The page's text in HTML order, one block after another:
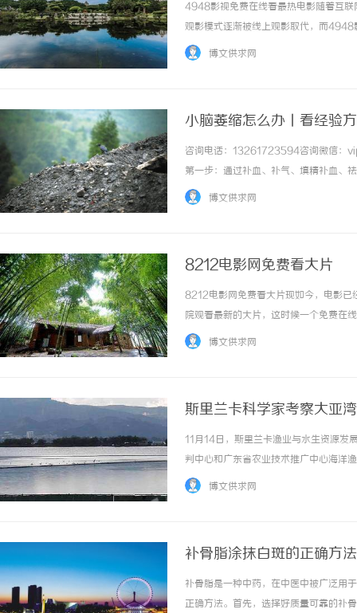
4948影视免费在线看最热电影随着互联
观影模式逐渐被线上观影取代，而
一家致力于为观众提供免费在线观看最
博文供求网
小脑萎缩怎么办丨看经验
咨询电话：13261723594咨询微信：
第一步：通过补血、补气、填精补血
改善无力和萎缩。第二步：健脾益胃；
博文供求网
8212电影网免费看大片
8212电影网免费看大片现如今，电影已
院观看最新的大片，这时候一个免费在
8212电影网是一个提供免费在线观看
博文供求网
斯里兰卡科学家考察大亚
11月14日，斯里兰卡渔业与水生资源发
判中心和广东省农业技术推广中心海洋
台是大亚湾开发区管委会2019年启动
博文供求网
补骨脂涂抹白斑的正确方法
补骨脂是一种中药，在中医中被广泛用
正确方法。首先，选择好质量可靠的补
条，焊锡球，焊锡丝，万山焊锡，焊锡条、
锡条，巨一，焊锡，无铅焊锡球
长寿实木门：品质与美